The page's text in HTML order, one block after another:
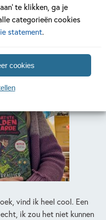
te klikken, ga je
categorieën cookies
statement.
cookies
vind ik heel cool. Een
ik zou het niet kunnen